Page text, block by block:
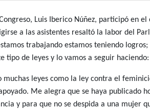
Luis Iberico Núñez, participó en
a las asistentes resaltó la labor del
trabajando estamos teniendo
tipo de leyes y lo vamos a seguir
muchas leyes como la ley contra el
Me alegra que se haya publicado
y para que no se despida a una mujer